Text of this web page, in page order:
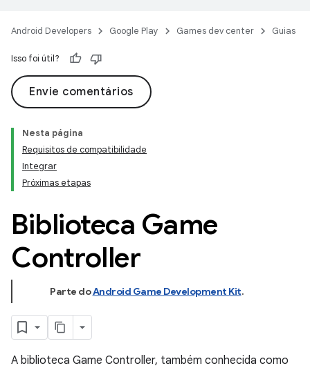
Android Developers Google Play Games dev center Guias
Isso foi útil?
Envie comentários
Nesta página
Requisitos de compatibilidade
Integrar
Próximas etapas
Biblioteca Game
Controller
Parte doAndroid Game Development Kit.
A biblioteca Game Controller, também conhecida como